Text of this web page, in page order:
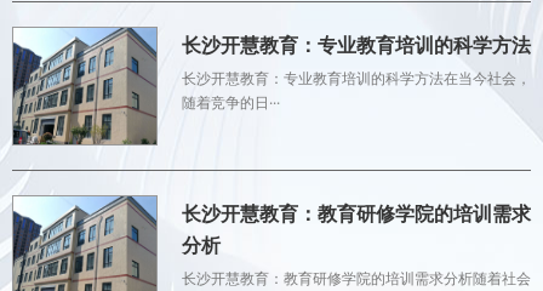
长沙开慧教育：专业教育培训的科学方法
长沙开慧教育：专业教育培训的科学方法在当今社会，
随着竞争的日···
长沙开慧教育：教育研修学院的培训需求
分析
长沙开慧教育：教育研修学院的培训需求分析随着社会